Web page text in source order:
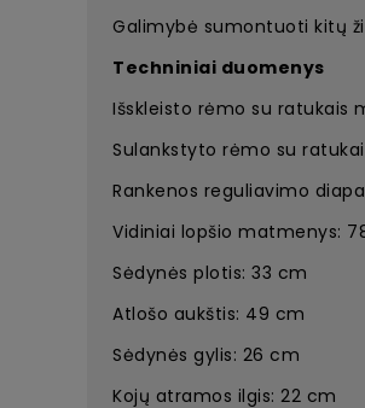
Galimybė sumontuoti kitų
Techniniai duomenys
Išskleisto rėmo su ratukais
Sulankstyto rėmo su
Rankenos reguliavimo
Vidiniai lopšio matmenys:
Sėdynės plotis: 33 cm
Atlošo aukštis: 49 cm
Sėdynės gylis: 26 cm
Kojų atramos ilgis: 22 cm